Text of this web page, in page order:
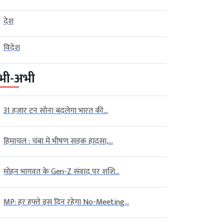
बड़ी खबर
उत्तर प्रदेश (UP) के प्रतापगढ़
उत्तर प्रदेश
अनुपूरक बजट...
लखनऊ। उत्तर प्रदेश विधानसभा के मानसून
सत्र के दौरान मंगलवार को वित्त मंत्री सुरेश
देश
विदेश
अभी
31 हजार टन सोना बदलेगा भारत की...
हिमाचल : चंबा में भीषण सड़क हादसा,...
मोहन भागवत के Gen-Z संवाद पर शशि...
MP: हर हफ्ते इस दिन रहेगा No-Meeting...